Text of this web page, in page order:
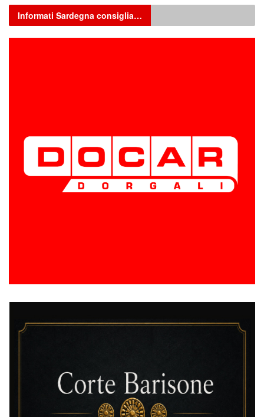
Informati Sardegna consiglia…